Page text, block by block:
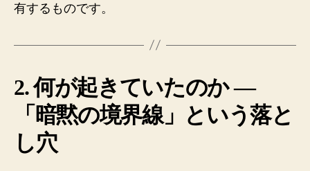
有するものです。
2. 何が起きていたのか —
「暗黙の境界線」という落と
し穴